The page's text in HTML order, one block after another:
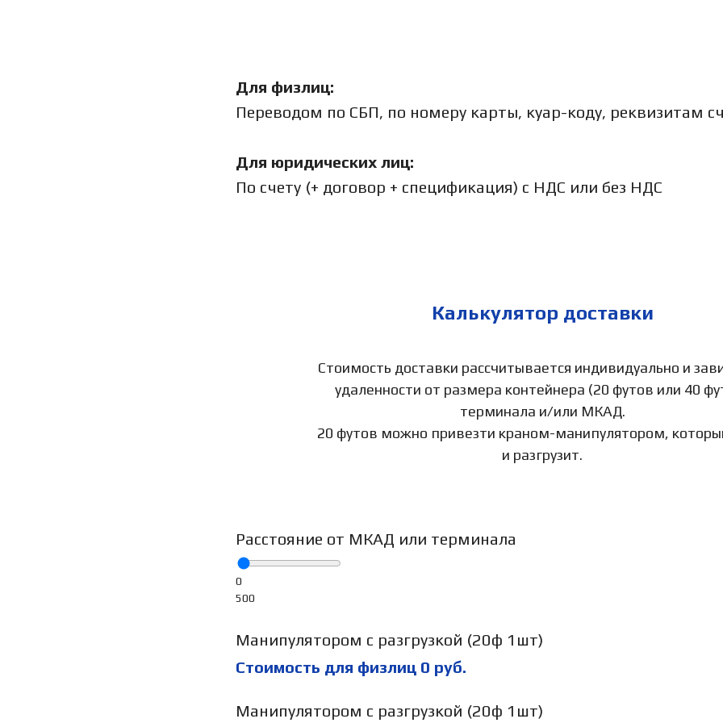
Для физлиц:
Переводом по СБП, по номеру карты, куар-коду, реквизитам
Для юридических лиц:
По счету (+ договор + спецификация) с НДС или без НДС
Калькулятор доставки
Стоимость доставки рассчитывается индивидуально и
удаленности от размера контейнера (20 футов или 40
терминала и/или МКАД.
20 футов можно привезти краном-манипулятором,
и разгрузит.
Расстояние от МКАД или терминала
0
500
Манипулятором с разгрузкой (20ф 1шт)
Стоимость для физлиц 0 руб.
Манипулятором с разгрузкой (20ф 1шт)